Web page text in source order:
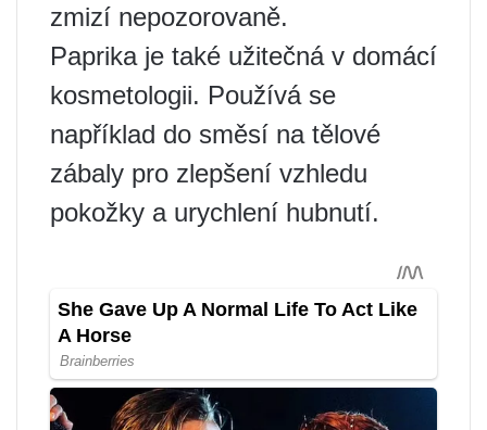
zmizí nepozorovaně.
Paprika je také užitečná v domácí
kosmetologii. Používá se
například do směsí na tělové
zábaly pro zlepšení vzhledu
pokožky a urychlení hubnutí.